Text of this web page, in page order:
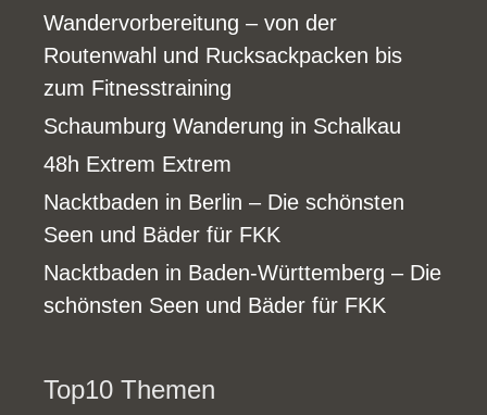
Wandervorbereitung – von der
Routenwahl und Rucksackpacken bis
zum Fitnesstraining
Schaumburg Wanderung in Schalkau
48h Extrem Extrem
Nacktbaden in Berlin – Die schönsten
Seen und Bäder für FKK
Nacktbaden in Baden-Württemberg – Die
schönsten Seen und Bäder für FKK
Top10 Themen